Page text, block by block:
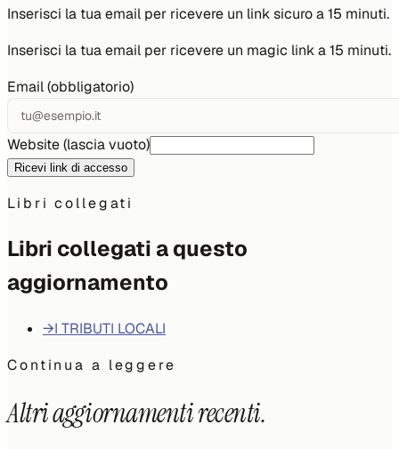
Inserisci la tua email per ricevere un link sicuro a 15 minuti.
Inserisci la tua email per ricevere un magic link a 15 minuti.
Email (obbligatorio)
Website (lascia vuoto)
Ricevi link di accesso
Libri collegati
Libri collegati a questo
aggiornamento
→I TRIBUTI LOCALI
Continua a leggere
Altri aggiornamenti recenti.